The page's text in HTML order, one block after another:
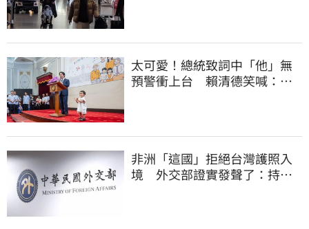
太可愛！總統致詞中「他」無
預警衝上台 賴清德笑喊：卸
非洲「這國」拒絕台灣護照入
境 外交部證實發聲了：持續